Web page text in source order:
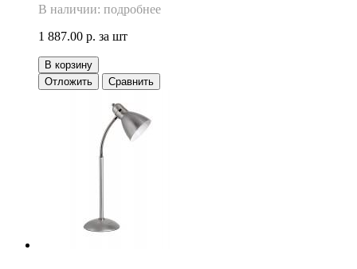
В наличии: подробнее
1 887.00 р. за шт
В корзину
Отложить
Сравнить